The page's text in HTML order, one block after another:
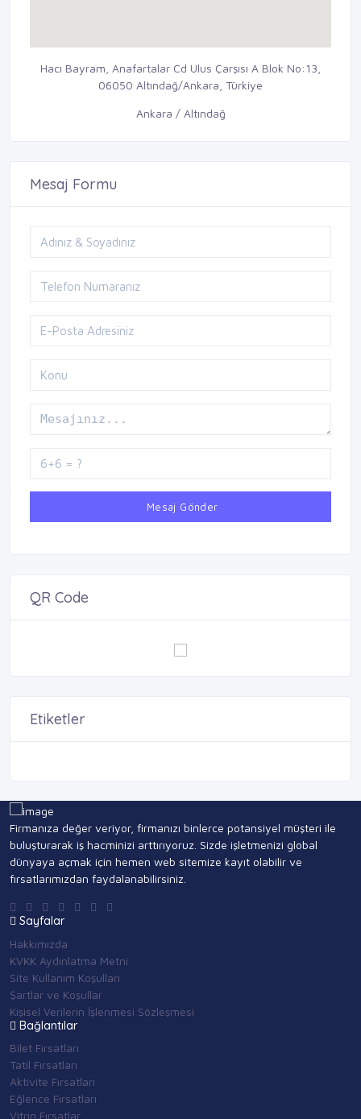
Hacı Bayram, Anafartalar Cd Ulus Çarşısı A Blok No:13,
06050 Altındağ/Ankara, Türkiye
Ankara / Altındağ
Mesaj Formu
Mesaj Gönder
QR Code
Etiketler
Firmanıza değer veriyor, firmanızı binlerce potansiyel müşteri ile
buluşturarak iş hacminizi arttırıyoruz. Sizde işletmenizi global
dünyaya açmak için hemen web sitemize kayıt olabilir ve
fırsatlarımızdan faydalanabilirsiniz.
Sayfalar
Hakkımızda
KVKK Aydınlatma Metni
Site Kullanım Koşulları
Şartlar ve Koşullar
Kişisel Verilerin İşlenmesi Sözleşmesi
Bağlantılar
Bilet Fırsatları
Tatil Fırsatları
Aktivite Fırsatları
Eğlence Fırsatları
Vitrin Fırsatlar